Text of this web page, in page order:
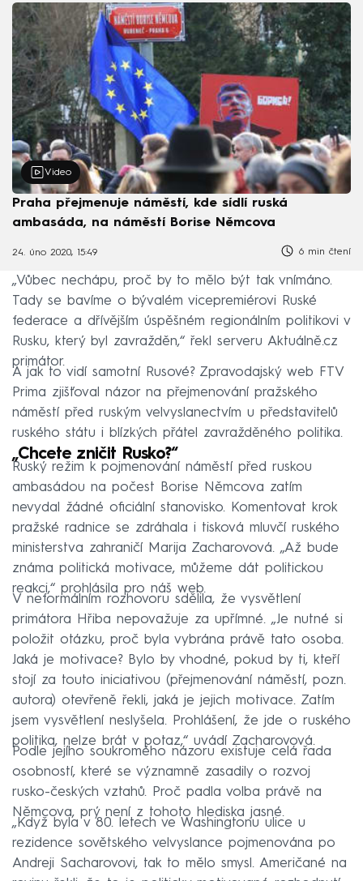
Video
Praha přejmenuje náměstí, kde sídlí ruská
ambasáda, na náměstí Borise Němcova
24. úno 2020, 15:49 6 min čtení
„Vůbec nechápu, proč by to mělo být tak vnímáno.
Tady se bavíme o bývalém vicepremiérovi Ruské
federace a dřívějším úspěšném regionálním politikovi v
Rusku, který byl zavražděn,“ řekl serveru Aktuálně.cz
primátor.
A jak to vidí samotní Rusové? Zpravodajský web FTV
Prima zjišťoval názor na přejmenování pražského
náměstí před ruským velvyslanectvím u představitelů
ruského státu i blízkých přátel zavražděného politika.
„Chcete zničit Rusko?“
Ruský režim k pojmenování náměstí před ruskou
ambasádou na počest Borise Němcova zatím
nevydal žádné oficiální stanovisko. Komentovat krok
pražské radnice se zdráhala i tisková mluvčí ruského
ministerstva zahraničí Marija Zacharovová. „Až bude
známa politická motivace, můžeme dát politickou
reakci,“ prohlásila pro náš web.
V neformálním rozhovoru sdělila, že vysvětlení
primátora Hřiba nepovažuje za upřímné. „Je nutné si
položit otázku, proč byla vybrána právě tato osoba.
Jaká je motivace? Bylo by vhodné, pokud by ti, kteří
stojí za touto iniciativou (přejmenování náměstí, pozn.
autora) otevřeně řekli, jaká je jejich motivace. Zatím
jsem vysvětlení neslyšela. Prohlášení, že jde o ruského
politika, nelze brát v potaz,“ uvádí Zacharovová.
Podle jejího soukromého názoru existuje celá řada
osobností, které se významně zasadily o rozvoj
rusko-českých vztahů. Proč padla volba právě na
Němcova, prý není z tohoto hlediska jasné.
„Když byla v 80. letech ve Washingtonu ulice u
rezidence sovětského velvyslance pojmenována po
Andreji Sacharovovi, tak to mělo smysl. Američané na